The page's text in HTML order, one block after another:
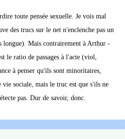
toute pensée sexuelle. Je vois mal
des trucs sur le net n'enclenche pas un
longue). Mais contrairement à Arthur -
le ratio de passages à l'acte (viol,
à penser qu'ils sont minoritaires,
vie sociale, mais le truc est que s'ils ne
pas. Dur de savoir, donc.